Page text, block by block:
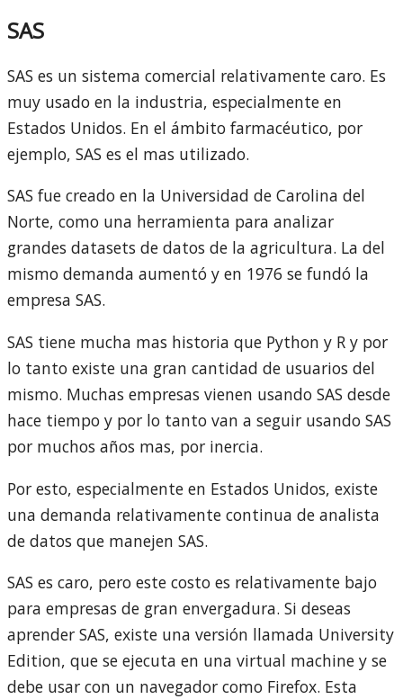
SAS
SAS es un sistema comercial relativamente caro. Es
muy usado en la industria, especialmente en
Estados Unidos. En el ámbito farmacéutico, por
ejemplo, SAS es el mas utilizado.
SAS fue creado en la Universidad de Carolina del
Norte, como una herramienta para analizar
grandes datasets de datos de la agricultura. La del
mismo demanda aumentó y en 1976 se fundó la
empresa SAS.
SAS tiene mucha mas historia que Python y R y por
lo tanto existe una gran cantidad de usuarios del
mismo. Muchas empresas vienen usando SAS desde
hace tiempo y por lo tanto van a seguir usando SAS
por muchos años mas, por inercia.
Por esto, especialmente en Estados Unidos, existe
una demanda relativamente continua de analista
de datos que manejen SAS.
SAS es caro, pero este costo es relativamente bajo
para empresas de gran envergadura. Si deseas
aprender SAS, existe una versión llamada University
Edition, que se ejecuta en una virtual machine y se
debe usar con un navegador como Firefox. Esta